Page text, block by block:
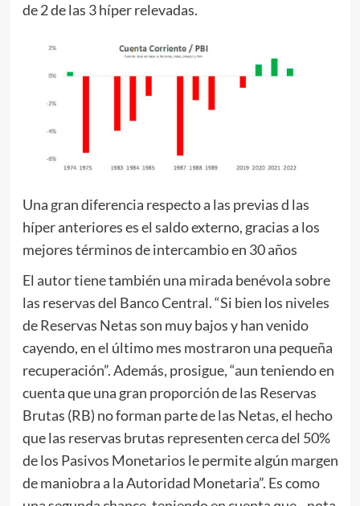
de 2 de las 3 híper relevadas.
Una gran diferencia respecto a las previas d las
híper anteriores es el saldo externo, gracias a los
mejores términos de intercambio en 30 años
El autor tiene también una mirada benévola sobre
las reservas del Banco Central. “Si bien los niveles
de Reservas Netas son muy bajos y han venido
cayendo, en el último mes mostraron una pequeña
recuperación”. Además, prosigue, “aun teniendo en
cuenta que una gran proporción de las Reservas
Brutas (RB) no forman parte de las Netas, el hecho
que las reservas brutas representen cerca del 50%
de los Pasivos Monetarios le permite algún margen
de maniobra a la Autoridad Monetaria”. Es como